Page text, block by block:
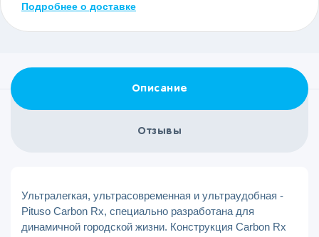
Подробнее о доставке
Описание
Отзывы
Ультралегкая, ультрасовременная и ультраудобная -
Pituso Carbon Rx, специально разработана для
динамичной городской жизни. Конструкция Carbon Rx